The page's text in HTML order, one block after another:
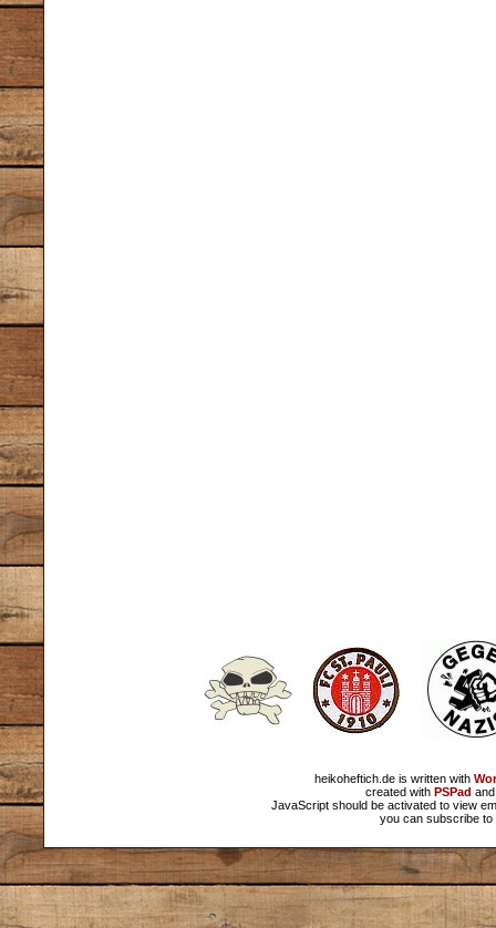
heikoheftich.de is written with
created with PSPad
JavaScript should be activated to view
you can subscribe